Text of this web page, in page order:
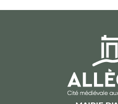
l’article